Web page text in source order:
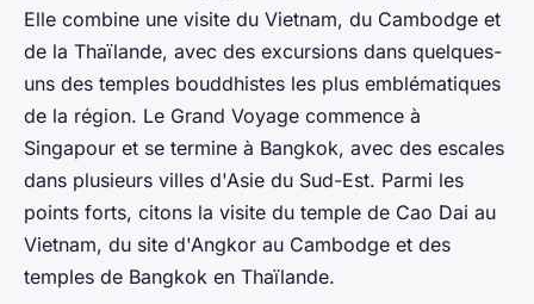
Elle combine une visite du Vietnam, du Cambodge et
de la Thaïlande, avec des excursions dans quelques-
uns des temples bouddhistes les plus emblématiques
de la région. Le Grand Voyage commence à
Singapour et se termine à Bangkok, avec des escales
dans plusieurs villes d'Asie du Sud-Est. Parmi les
points forts, citons la visite du temple de Cao Dai au
Vietnam, du site d'Angkor au Cambodge et des
temples de Bangkok en Thaïlande.